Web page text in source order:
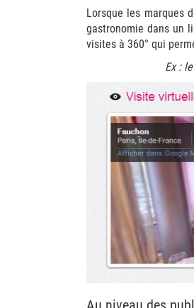
Lorsque les marques
gastronomie dans un
visites à 360° qui
Ex :